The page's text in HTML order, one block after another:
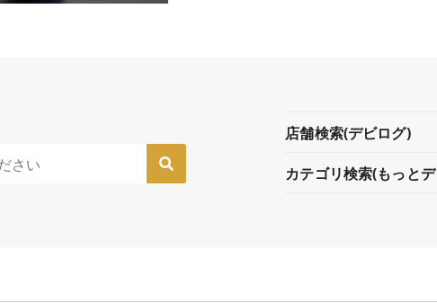
店舗検索(デビログ)
カテゴリ検索(もっと